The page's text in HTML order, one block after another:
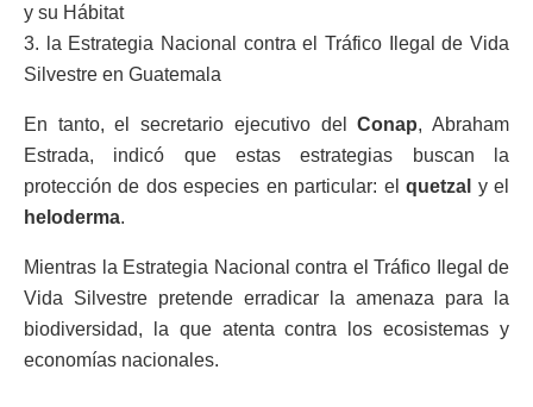
y su Hábitat
3. la Estrategia Nacional contra el Tráfico Ilegal de Vida
Silvestre en Guatemala
En tanto, el secretario ejecutivo delConap, Abraham
Estrada, indicó que estas estrategias buscan la
protección de dos especies en particular: elquetzal y el
heloderma.
Mientras la Estrategia Nacional contra el Tráfico Ilegal de
Vida Silvestre pretende erradicar la amenaza para la
biodiversidad, la que atenta contra los ecosistemas y
economías nacionales.